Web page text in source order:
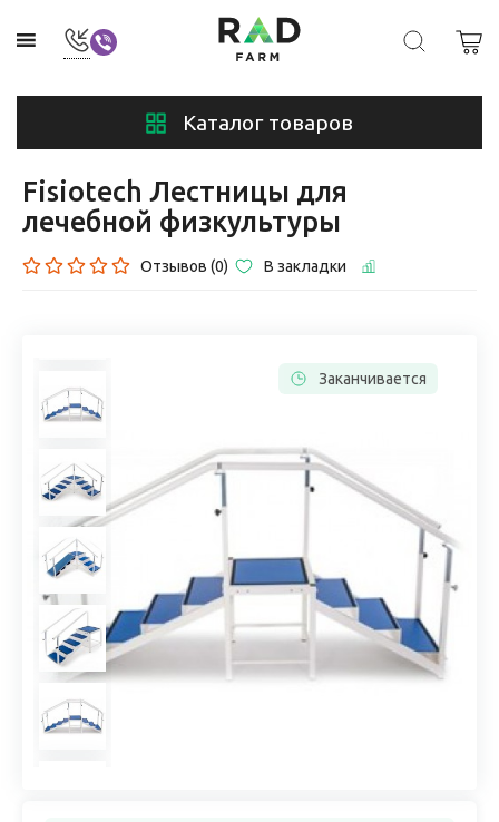
Каталог товаров
Fisiotech Лестницы для
лечебной физкультуры
Отзывов (0) В закладки
Заканчивается